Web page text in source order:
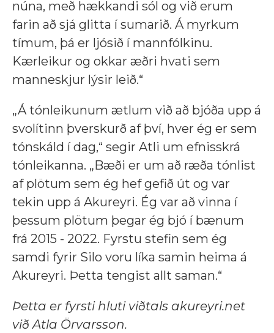
núna, með hækkandi sól og við erum
farin að sjá glitta í sumarið. Á myrkum
tímum, þá er ljósið í mannfólkinu.
Kærleikur og okkar æðri hvati sem
manneskjur lýsir leið.“
„Á tónleikunum ætlum við að bjóða upp á
svolítinn þverskurð af því, hver ég er sem
tónskáld í dag,“ segir Atli um efnisskrá
tónleikanna. „Bæði er um að ræða tónlist
af plötum sem ég hef gefið út og var
tekin upp á Akureyri. Ég var að vinna í
þessum plötum þegar ég bjó í bænum
frá 2015 - 2022. Fyrstu stefin sem ég
samdi fyrir Silo voru líka samin heima á
Akureyri. Þetta tengist allt saman.“
Þetta er fyrsti hluti viðtals akureyri.net
við Atla Örvarsson.